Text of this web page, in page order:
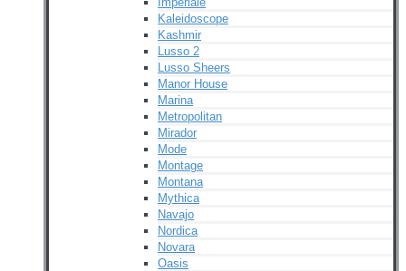
Kaleidoscope
Kashmir
Lusso 2
Lusso Sheers
Manor House
Marina
Metropolitan
Mirador
Mode
Montage
Montana
Mythica
Navajo
Nordica
Novara
Oasis